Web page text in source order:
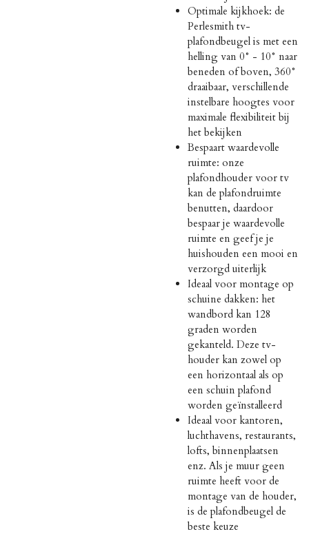
Optimale kijkhoek: de
Perlesmith tv-
plafondbeugel is met een
helling van 0° - 10° naar
beneden of boven, 360°
draaibaar, verschillende
instelbare hoogtes voor
maximale flexibiliteit bij
het bekijken
Bespaart waardevolle
ruimte: onze
plafondhouder voor tv
kan de plafondruimte
benutten, daardoor
bespaar je waardevolle
ruimte en geef je je
huishouden een mooi en
verzorgd uiterlijk
Ideaal voor montage op
schuine dakken: het
wandbord kan 128
graden worden
gekanteld. Deze tv-
houder kan zowel op
een horizontaal als op
een schuin plafond
worden geïnstalleerd
Ideaal voor kantoren,
luchthavens, restaurants,
lofts, binnenplaatsen
enz. Als je muur geen
ruimte heeft voor de
montage van de houder,
is de plafondbeugel de
beste keuze